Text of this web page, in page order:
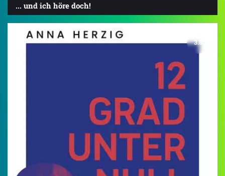
... und ich höre doch!
3.8